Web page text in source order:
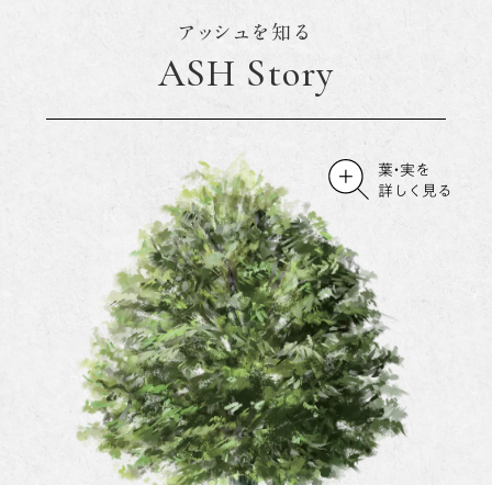
アッシュを知る
ASH Story
葉・実を
詳しく見る